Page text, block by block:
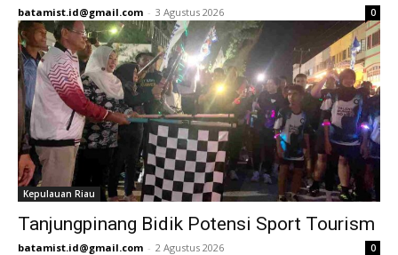
batamist.id@gmail.com - 3 Agustus 2026 0
Kepulauan Riau
Tanjungpinang Bidik Potensi Sport Tourism
batamist.id@gmail.com - 2 Agustus 2026 0